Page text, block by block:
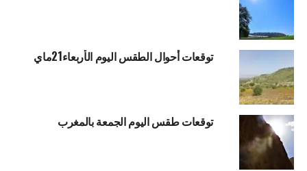
توقعات أحوال الطقس اليوم الأربعاء21ماي
توقعات طقس اليوم الجمعة بالمغرب